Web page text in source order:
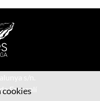
s/n.
Francolí